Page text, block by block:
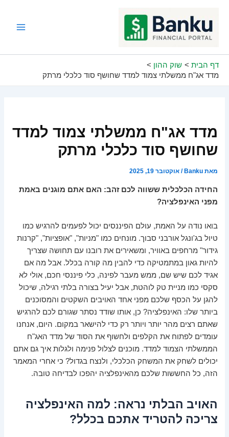
דף הבית
שוק ההון
מדד אג"ח ממשלתי צמוד למדד שחושף סוד כלכלי מרתק
מדד אג"ח ממשלתי צמוד למדד
שחושף סוד כלכלי מרתק
מאתBanku
/אוקטובר 19, 2025
החידה הכלכלית ששווה לכם זהב: האם אתם מוגנים באמת
מפני האינפלציה?
בואו נודה על האמת, עולם הפיננסים יכול לפעמים להרגיש כמו
טיול בג'ונגל אורבני סבוך. מונחים כמו "מניות", "אופציות", "קרנות
גידור" מרחפים באוויר, ומשאירים את רובנו עם תחושה שצריך
להיות גאון במתמטיקה כדי להבין מה קורה בכלל. אבל מה אם
אגיד לכם שיש שם, ממש מעבר לפינה, כלי פיננסי חכם, אולי לא
סקסי כמו מניית טק לוהטת, אבל יעיל בצורה בלתי רגילה, שיכול
להגן על הכסף שלכם מפני אחד האויבים השקטים והמסוכנים
ביותר שלו: האינפלציה? כן, אותו שודד נסתר שגורם לכם להרגיש
שאתם רצים מהר יותר ויותר רק כדי להישאר במקום. היום, אנחנו
עומדים לפתוח את הקלפים ולחשוף את הסוד של מדד האג"ח
הממשלתי הצמוד למדד. מוכנים לצלול פנימה ולגלות איך גם אתם
יכולים לשחק את המשחק הכלכלי, ולנצח בגדול? כי אחרי המאמר
הזה, כל החששות שלכם מהאינפלציה יהפכו לבדיחה טובה.
האויב הבלתי נראה: למה האינפלציה
צריכה להטריד אתכם בכלל?